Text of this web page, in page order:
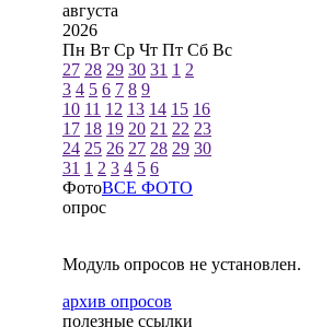
августа
2026
Пн Вт Ср Чт Пт Сб Вс
27 28 29 30 31 1 2
3 4 5 6 7 8 9
10 11 12 13 14 15 16
17 18 19 20 21 22 23
24 25 26 27 28 29 30
31 1 2 3 4 5 6
ФотоВСЕ ФОТО
опрос
Модуль опросов не установлен.
архив опросов
полезные ссылки